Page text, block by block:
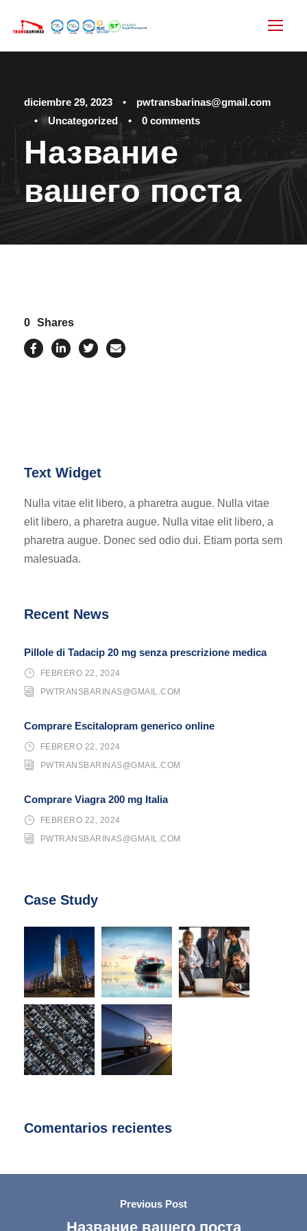
diciembre 29, 2023 •
pwtransbarinas@gmail.com
•
Uncategorized • 0 comments
Название
вашего поста
0 Shares
Text Widget
Nulla vitae elit libero, a pharetra augue. Nulla vitae
elit libero, a pharetra augue. Nulla vitae elit libero, a
pharetra augue. Donec sed odio dui. Etiam porta sem
malesuada.
Recent News
Pillole di Tadacip 20 mg senza prescrizione medica
FEBRERO 22, 2024
PWTRANSBARINAS@GMAIL.COM
Comprare Escitalopram generico online
FEBRERO 22, 2024
PWTRANSBARINAS@GMAIL.COM
Comprare Viagra 200 mg Italia
FEBRERO 22, 2024
PWTRANSBARINAS@GMAIL.COM
Case Study
Comentarios recientes
Previous Post
Название вашего поста